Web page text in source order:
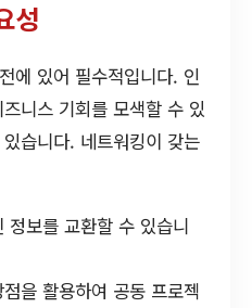
성
에 있어 필수적입니다. 인
니스 기회를 모색할 수 있
습니다. 네트워킹이 갖는
정보를 교환할 수 있습니
을 활용하여 공동 프로젝